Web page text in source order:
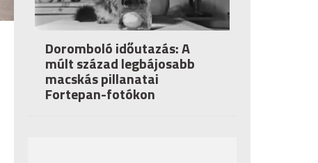
Doromboló időutazás: A
múlt század legbájosabb
macskás pillanatai
Fortepan-fotókon